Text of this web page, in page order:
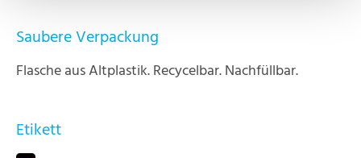
Saubere Verpackung
Flasche aus Altplastik. Recycelbar. Nachfüllbar.
Etikett